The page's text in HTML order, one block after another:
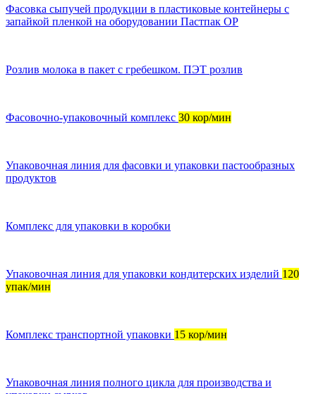
Фасовка сыпучей продукции в пластиковые контейнеры с
запайкой пленкой на оборудовании Пастпак ОР
Розлив молока в пакет с гребешком. ПЭТ розлив
Фасовочно-упаковочный комплекс 30 кор/мин
Упаковочная линия для фасовки и упаковки пастообразных
продуктов
Комплекс для упаковки в коробки
Упаковочная линия для упаковки кондитерских изделий 120
упак/мин
Комплекс транспортной упаковки 15 кор/мин
Упаковочная линия полного цикла для производства и